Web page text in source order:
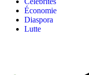
Économie
Diaspora
Lutte